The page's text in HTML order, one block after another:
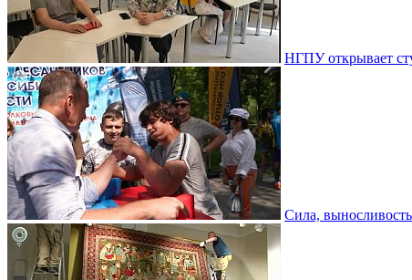
НГПУ открывает
Сила,